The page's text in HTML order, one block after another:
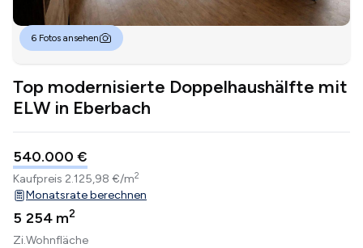
6 Fotos ansehen
Top modernisierte Doppelhaushälfte mit
ELW in Eberbach
540.000 €
Kaufpreis 2.125,98 €/m2
Monatsrate berechnen
5
Zi.
254 m2
Wohnfläche